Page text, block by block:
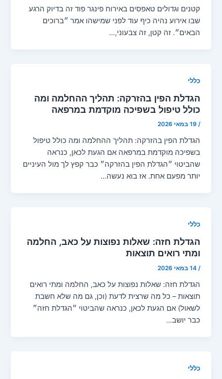
קטנים וגדולים טאפסים באירוח פינגר פוד זה בדיוק הרגע
שבו אירוע נהיה כיף עוד לפני שמישהו אמר ״ברוכים
הבאים״. זה קטן, זה צבעוני,…
כללי
הגדלת הפין בהזרקה: תהליך ההחלמה ומה
כולל טיפול בשפיכה מוקדמת במרפאה
/ 19 במאי 2026
הגדלת הפין בהזרקה: תהליך ההחלמה ומה כולל טיפול
בשפיכה מוקדמת במרפאה אם הגעת לכאן, כנראה
שהביטוי ״הגדלת הפין בהזרקה״ כבר קפץ לך מול העיניים
יותר מפעם אחת. אז בוא נעשה…
כללי
הגדלת חזה: שאלות נפוצות על כאב, החלמה
ומתי רואים תוצאות
/14 במאי 2026
הגדלת חזה: שאלות נפוצות על כאב, החלמה ומתי רואים
תוצאות – כל מה שרצית לדעת (וכן, גם מה שלא חשבת
לשאול) אם הגעת לכאן, כנראה שהביטוי ״הגדלת חזה״
כבר יושב…
כללי